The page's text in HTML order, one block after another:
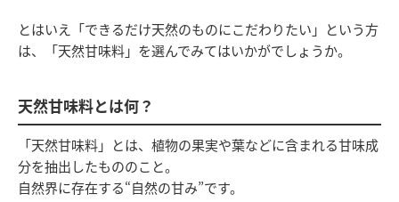
とはいえ「できるだけ天然のものにこだわりたい」という方
は、「天然甘味料」を選んでみてはいかがでしょうか。
天然甘味料とは何？
「天然甘味料」とは、植物の果実や葉などに含まれる甘味成
分を抽出したもののこと。
自然界に存在する“自然の甘み”です。